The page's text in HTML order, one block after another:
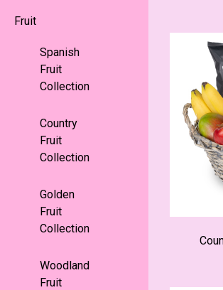
Fruit
Spanish
Fruit
Collection
Country
Fruit
Collection
Golden
Fruit
Collection
Woodland
Fruit